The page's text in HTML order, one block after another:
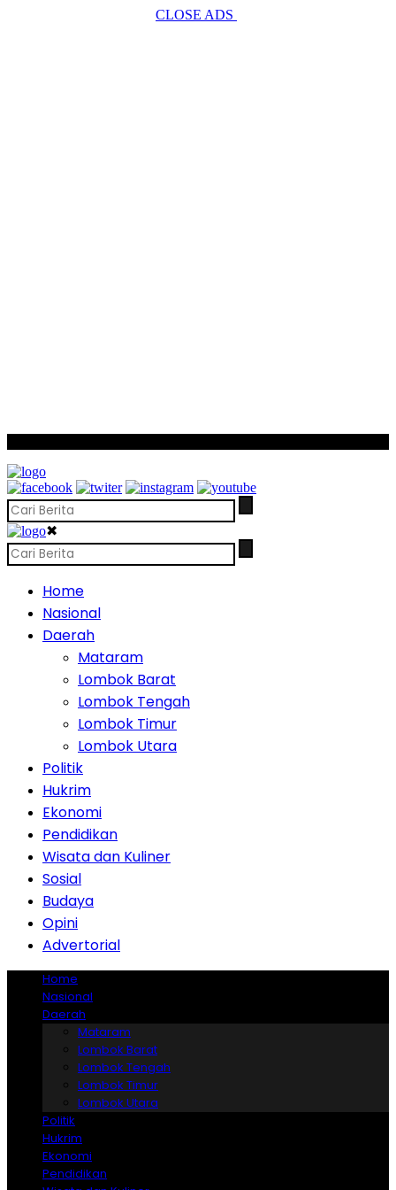
CLOSE ADS
✖
Home
Nasional
Daerah
Mataram
Lombok Barat
Lombok Tengah
Lombok Timur
Lombok Utara
Politik
Hukrim
Ekonomi
Pendidikan
Wisata dan Kuliner
Sosial
Budaya
Opini
Advertorial
Home
Nasional
Daerah
Mataram
Lombok Barat
Lombok Tengah
Lombok Timur
Lombok Utara
Politik
Hukrim
Ekonomi
Pendidikan